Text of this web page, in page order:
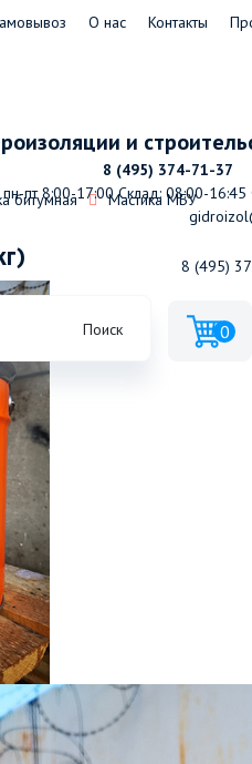
О нас Контакты
и
8 (495) 374-71-37
пт 8:00-17:00Склад: 08:00-16:45
8 (495)
Поиск 0
битумная Мастика МБУ